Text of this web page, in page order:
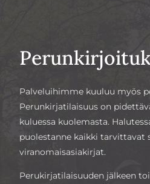
Palveluihimme kuuluu myös
Perunkirjatilaisuus on
kuluessa kuolemasta.
puolestanne kaikki tarvittavat
viranomaisasiakirjat.
Perukirjatilaisuuden jälkeen